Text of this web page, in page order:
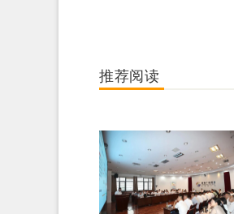
推荐阅读